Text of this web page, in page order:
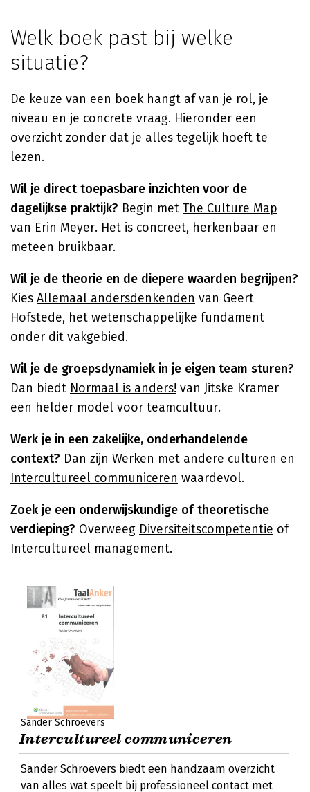
Welk boek past bij welke
situatie?
De keuze van een boek hangt af van je rol, je
niveau en je concrete vraag. Hieronder een
overzicht zonder dat je alles tegelijk hoeft te
lezen.
Wil je direct toepasbare inzichten voor de
dagelijkse praktijk? Begin met The Culture Map
van Erin Meyer. Het is concreet, herkenbaar en
meteen bruikbaar.
Wil je de theorie en de diepere waarden begrijpen?
Kies Allemaal andersdenkenden van Geert
Hofstede, het wetenschappelijke fundament
onder dit vakgebied.
Wil je de groepsdynamiek in je eigen team sturen?
Dan biedt Normaal is anders! van Jitske Kramer
een helder model voor teamcultuur.
Werk je in een zakelijke, onderhandelende
context? Dan zijn Werken met andere culturen en
Intercultureel communiceren waardevol.
Zoek je een onderwijskundige of theoretische
verdieping? Overweeg Diversiteitscompetentie of
Intercultureel management.
Sander Schroevers
Intercultureel communiceren
Sander Schroevers biedt een handzaam overzicht
van alles wat speelt bij professioneel contact met